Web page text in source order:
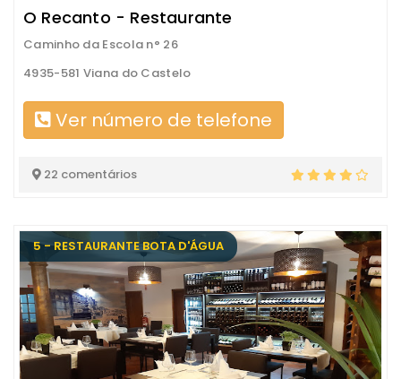
O Recanto - Restaurante
Caminho da Escola n° 26
4935-581 Viana do Castelo
Ver número de telefone
22 comentários
5 - RESTAURANTE BOTA D'ÁGUA